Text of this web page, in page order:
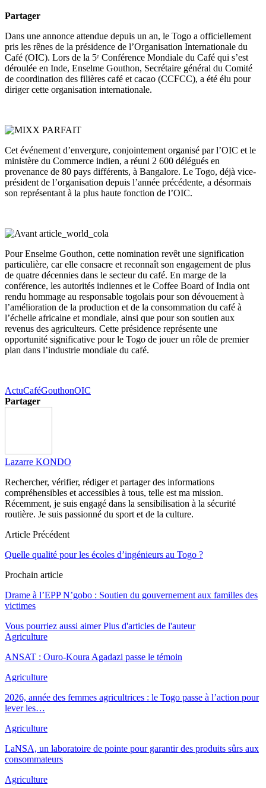
Partager
Dans une annonce attendue depuis un an, le Togo a officiellement
pris les rênes de la présidence de l’Organisation Internationale du
Café (OIC). Lors de la 5ᵉ Conférence Mondiale du Café qui s’est
déroulée en Inde, Enselme Gouthon, Secrétaire général du Comité
de coordination des filières café et cacao (CCFCC), a été élu pour
diriger cette organisation internationale.
Cet événement d’envergure, conjointement organisé par l’OIC et le
ministère du Commerce indien, a réuni 2 600 délégués en
provenance de 80 pays différents, à Bangalore. Le Togo, déjà vice-
président de l’organisation depuis l’année précédente, a désormais
son représentant à la plus haute fonction de l’OIC.
Pour Enselme Gouthon, cette nomination revêt une signification
particulière, car elle consacre et reconnaît son engagement de plus
de quatre décennies dans le secteur du café. En marge de la
conférence, les autorités indiennes et le Coffee Board of India ont
rendu hommage au responsable togolais pour son dévouement à
l’amélioration de la production et de la consommation du café à
l’échelle africaine et mondiale, ainsi que pour son soutien aux
revenus des agriculteurs. Cette présidence représente une
opportunité significative pour le Togo de jouer un rôle de premier
plan dans l’industrie mondiale du café.
ActuCaféGouthonOIC
Partager
Lazarre KONDO
Rechercher, vérifier, rédiger et partager des informations
compréhensibles et accessibles à tous, telle est ma mission.
Récemment, je suis engagé dans la sensibilisation à la sécurité
routière. Je suis passionné du sport et de la culture.
Article Précédent
Quelle qualité pour les écoles d’ingénieurs au Togo ?
Prochain article
Drame à l’EPP N’gobo : Soutien du gouvernement aux familles des
victimes
Vous pourriez aussi aimer Plus d'articles de l'auteur
Agriculture
ANSAT : Ouro-Koura Agadazi passe le témoin
Agriculture
2026, année des femmes agricultrices : le Togo passe à l’action pour
lever les…
Agriculture
LaNSA, un laboratoire de pointe pour garantir des produits sûrs aux
consommateurs
Agriculture